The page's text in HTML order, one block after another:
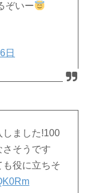
ぞいー
日
しました!100
そうです
役に立ちそ